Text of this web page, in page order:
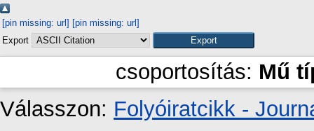
[pin missing: url] [pin missing: url]
Export
csoportosítás: Mű
Válasszon: Folyóiratcikk -